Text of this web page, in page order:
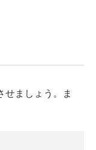
せましょう。ま